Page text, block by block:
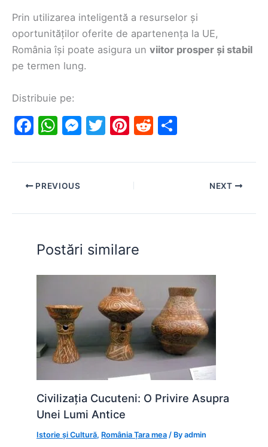
Prin utilizarea inteligentă a resurselor și
oportunităților oferite de apartenența la UE,
România își poate asigura un viitor prosper și stabil
pe termen lung.
Distribuie pe:
F
c
e
o
o
k
W
at
s
p
p
M
s
n
g
er
T
itt
Pi
er
e
R
d ar
PREVIOUS NEXT
Postări similare
Civilizația Cucuteni: O Privire Asupra
Unei Lumi Antice
Istorie și Cultură, România Țara mea / Byadmin